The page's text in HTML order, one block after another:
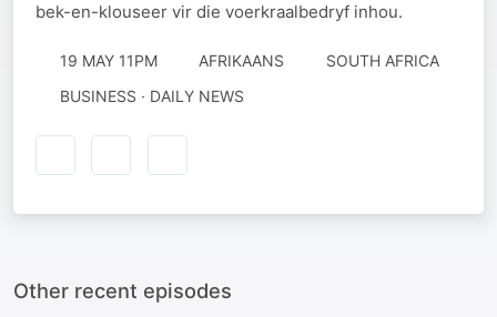
bek-en-klouseer vir die voerkraalbedryf inhou.
19 MAY 11PM AFRIKAANS
SOUTH AFRICA
BUSINESS · DAILY NEWS
Other recent episodes